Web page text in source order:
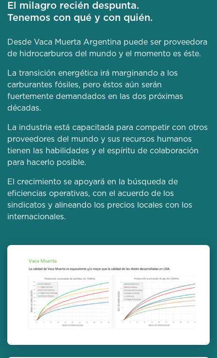
El milagro recién despunta.
Tenemos con qué y con quién.
Desde Vaca Muerta Argentina puede ser proveedora
de hidrocarburos del mundo y el momento es éste.
La transición energética irá marginando a los
carburantes fósiles, pero éstos aún serán
fuertemente demandados en las dos próximas
décadas.
La industria está capacitada para competir con otros
proveedores del mundo y sus recursos humanos
tienen las habilidades y el espíritu de colaboración
para hacerlo posible.
El crecimiento se apoyará en la búsqueda de
eficiencias operativas, con el acuerdo de los
sindicatos y alineando los precios locales con los
internacionales.